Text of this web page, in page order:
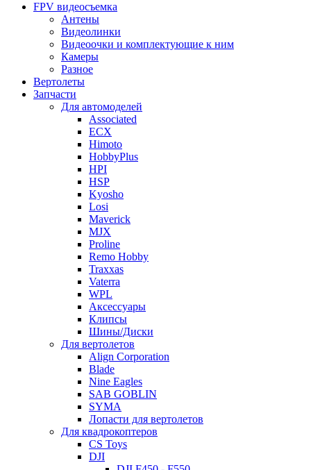
FPV видеосъемка
Антены
Видеолинки
Видеоочки и комплектующие к ним
Камеры
Разное
Вертолеты
Запчасти
Для автомоделей
Associated
ECX
Himoto
HobbyPlus
HPI
HSP
Kyosho
Losi
Maverick
MJX
Proline
Remo Hobby
Traxxas
Vaterra
WPL
Аксессуары
Клипсы
Шины/Диски
Для вертолетов
Align Corporation
Blade
Nine Eagles
SAB GOBLIN
SYMA
Лопасти для вертолетов
Для квадрокоптеров
CS Toys
DJI